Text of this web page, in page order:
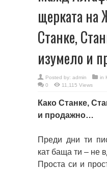
щерката на
Станке,
изумело и
Posted by: admin in
0
11,115 Views
Како Станке,
и продажно…
Преди дни ти
кат баща ти – не
Проста си и